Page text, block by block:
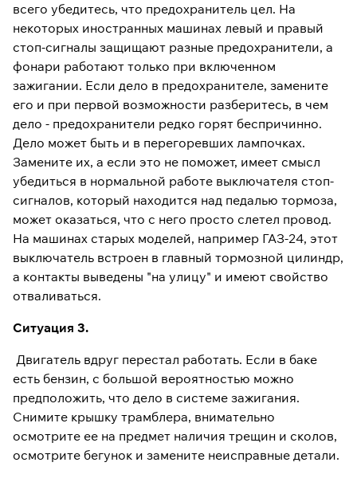
всего убедитесь, что предохранитель цел. На
некоторых иностранных машинах левый и правый
стоп-сигналы защищают разные предохранители, а
фонари работают только при включенном
зажигании. Если дело в предохранителе, замените
его и при первой возможности разберитесь, в чем
дело - предохранители редко горят беспричинно.
Дело может быть и в перегоревших лампочках.
Замените их, а если это не поможет, имеет смысл
убедиться в нормальной работе выключателя стоп-
сигналов, который находится над педалью тормоза,
может оказаться, что с него просто слетел провод.
На машинах старых моделей, например ГАЗ-24, этот
выключатель встроен в главный тормозной цилиндр,
а контакты выведены "на улицу" и имеют свойство
отваливаться.
Ситуация 3.
Двигатель вдруг перестал работать. Если в баке
есть бензин, с большой вероятностью можно
предположить, что дело в системе зажигания.
Снимите крышку трамблера, внимательно
осмотрите ее на предмет наличия трещин и сколов,
осмотрите бегунок и замените неисправные детали.